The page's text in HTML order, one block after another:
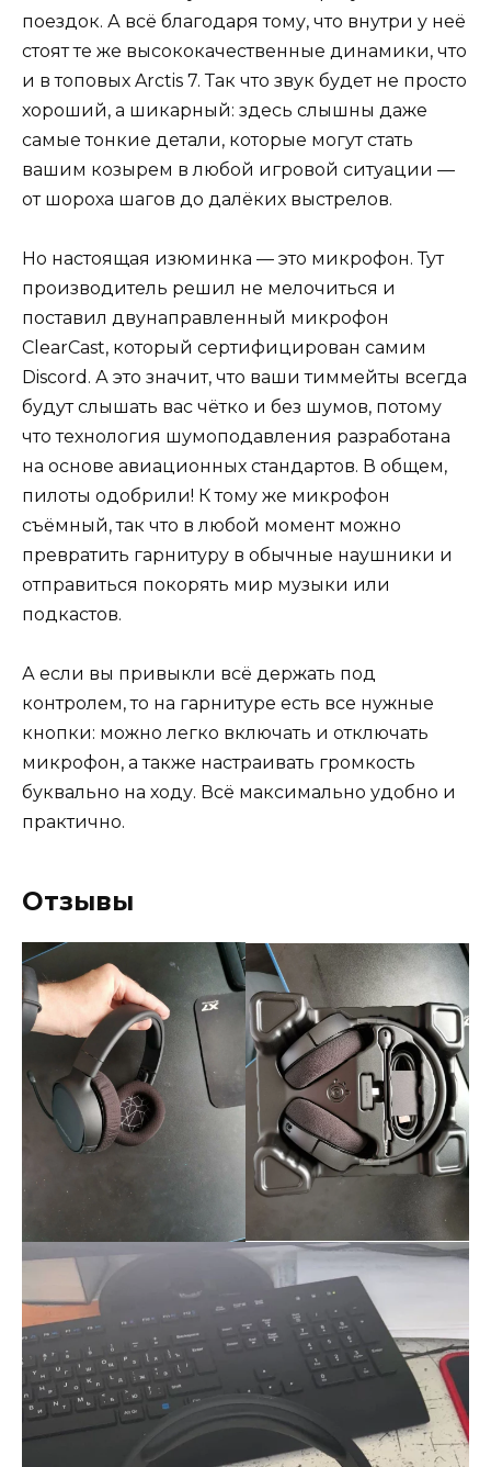
поездок. А всё благодаря тому, что внутри у неё
стоят те же высококачественные динамики, что
и в топовых Arctis 7. Так что звук будет не просто
хороший, а шикарный: здесь слышны даже
самые тонкие детали, которые могут стать
вашим козырем в любой игровой ситуации —
от шороха шагов до далёких выстрелов.
Но настоящая изюминка — это микрофон. Тут
производитель решил не мелочиться и
поставил двунаправленный микрофон
ClearCast, который сертифицирован самим
Discord. А это значит, что ваши тиммейты всегда
будут слышать вас чётко и без шумов, потому
что технология шумоподавления разработана
на основе авиационных стандартов. В общем,
пилоты одобрили! К тому же микрофон
съёмный, так что в любой момент можно
превратить гарнитуру в обычные наушники и
отправиться покорять мир музыки или
подкастов.
А если вы привыкли всё держать под
контролем, то на гарнитуре есть все нужные
кнопки: можно легко включать и отключать
микрофон, а также настраивать громкость
буквально на ходу. Всё максимально удобно и
практично.
Отзывы